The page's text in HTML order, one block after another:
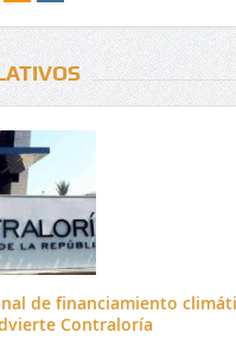
de financiamiento
Contraloría